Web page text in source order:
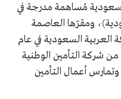
مُساهمة مدرجة في
ومقرّها العاصمة
العربية السعودية في عام
من شركة التأمين الوطنية
أعمال التأمين